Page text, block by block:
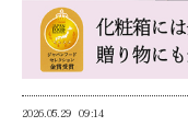
2026.05.29 09:14